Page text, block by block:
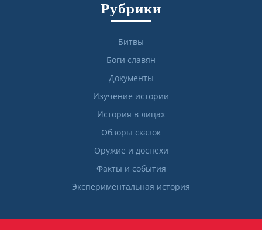
Рубрики
Битвы
Боги славян
Документы
Изучение истории
История в лицах
Обзоры сказок
Оружие и доспехи
Факты и события
Экспериментальная история